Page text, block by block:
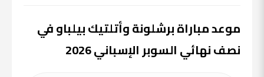
موعد مباراة برشلونة وأتلتيك بيلباو في
نصف نهائي السوبر الإسباني 2026